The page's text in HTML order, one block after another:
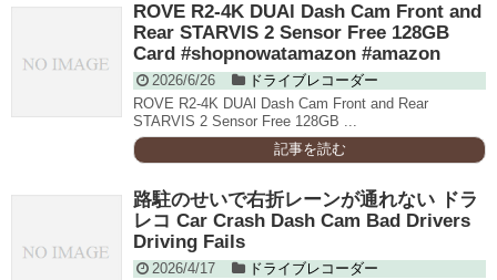
ROVE R2-4K DUAl Dash Cam Front and
Rear STARVIS 2 Sensor Free 128GB
Card #shopnowatamazon #amazon
2026/6/26
ドライブレコーダー
ROVE R2-4K DUAl Dash Cam Front and Rear
STARVIS 2 Sensor Free 128GB ...
記事を読む
路駐のせいで右折レーンが通れない ドラ
レコ Car Crash Dash Cam Bad Drivers
Driving Fails
2026/4/17
ドライブレコーダー